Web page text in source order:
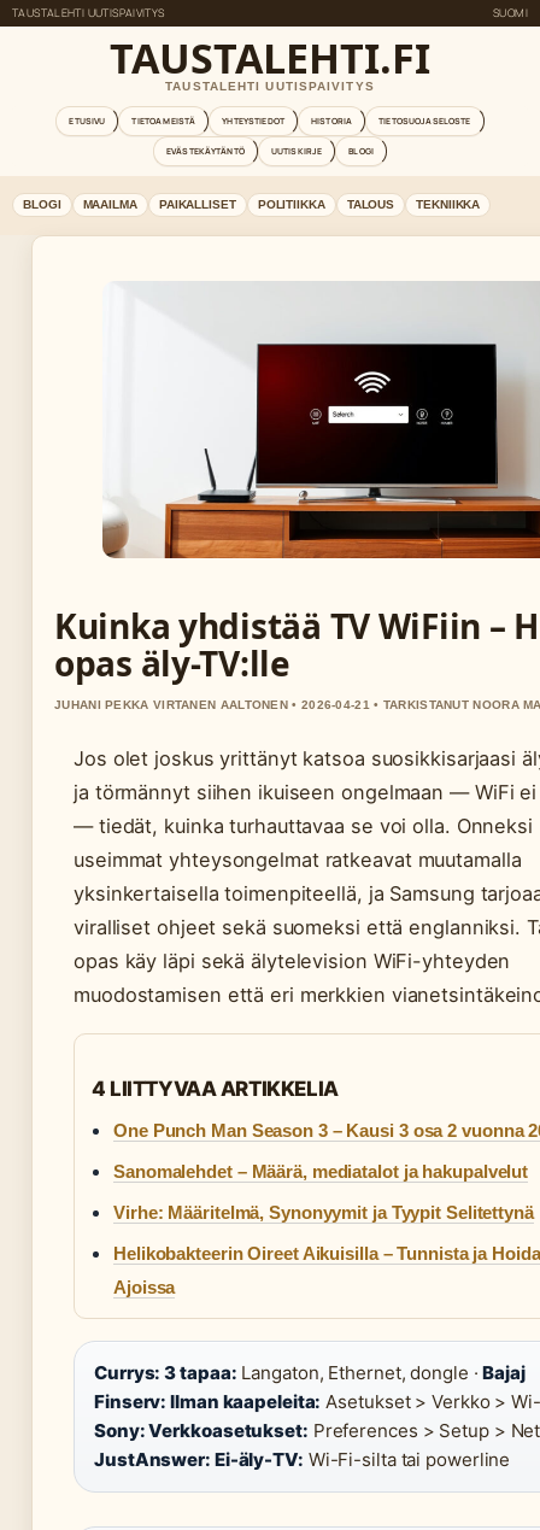
TAUSTALEHTI UUTISPAIVITYS SUOMI
TAUSTALEHTI.FI
TAUSTALEHTI UUTISPAIVITYS
ETUSIVU TIETOA MEISTÄ YHTEYSTIEDOT HISTORIA TIETOSUOJASELOSTE
EVÄSTEKÄYTÄNTÖ UUTISKIRJE BLOGI
BLOGI MAAILMA PAIKALLISET POLITIIKKA TALOUS TEKNIIKKA
Kuinka yhdistää TV WiFiin –
opas äly-TV:lle
JUHANI PEKKA VIRTANEN AALTONEN • 2026-04-21 • TARKISTANUT NOORA
Jos olet joskus yrittänyt katsoa suosikkisarjaasi
ja törmännyt siihen ikuiseen ongelmaan — WiFi
— tiedät, kuinka turhauttavaa se voi olla. Onneksi
useimmat yhteysongelmat ratkeavat muutamalla
yksinkertaisella toimenpiteellä, ja Samsung
viralliset ohjeet sekä suomeksi että englanniksi.
opas käy läpi sekä älytelevision WiFi-yhteyden
muodostamisen että eri merkkien
4 LIITTYVAA ARTIKKELIA
One Punch Man Season 3 – Kausi 3 osa 2 vuonna
Sanomalehdet – Määrä, mediatalot ja hakupalvelut
Virhe: Määritelmä, Synonyymit ja Tyypit Selitettynä
Helikobakteerin Oireet Aikuisilla – Tunnista ja Hoida
Ajoissa
Currys: 3 tapaa: Langaton, Ethernet, dongle ·Bajaj
Finserv: Ilman kaapeleita: Asetukset > Verkko > Wi-
Sony: Verkkoasetukset: Preferences > Setup >
JustAnswer: Ei-äly-TV: Wi-Fi-silta tai powerline